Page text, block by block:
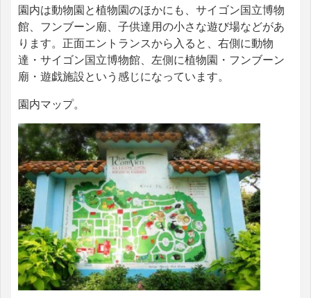
園内は動物園と植物園のほかにも、サイゴン国立博物
館、フンブーン廟、子供達用の小さな遊び場などがあ
ります。正面エントランスから入ると、右側に動物
達・サイゴン国立博物館、左側に植物園・フンブーン
廟・遊戯施設という感じになっています。
園内マップ。